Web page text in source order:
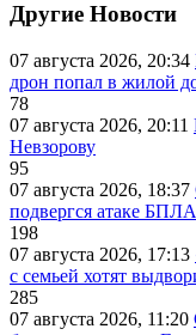
Другие Новости
07 августа 2026, 20:34
дрон попал в жилой
78
07 августа 2026, 20:11
Невзорову
95
07 августа 2026, 18:37
подвергся атаке
198
07 августа 2026, 17:13
с семьей хотят
285
07 августа 2026, 11:20